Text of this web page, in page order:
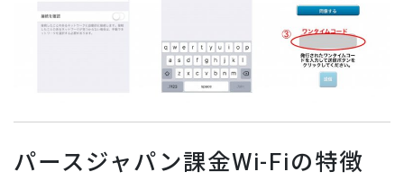
パースジャパン課金Wi-Fiの特徴